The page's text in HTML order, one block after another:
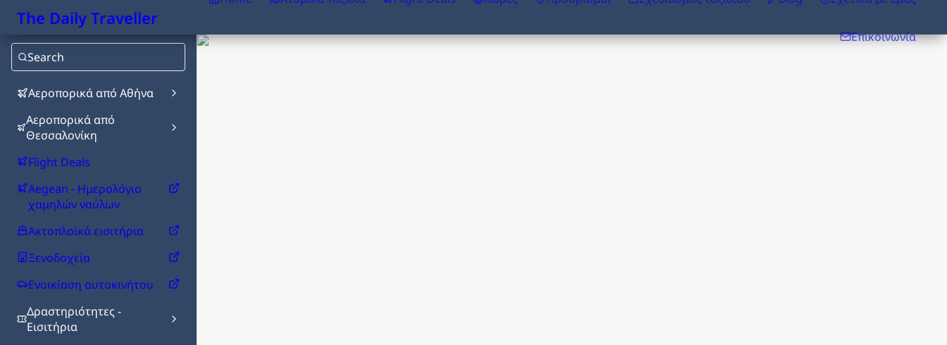
The Daily Traveller
Επικοινωνία
Search
Αεροπορικά από Αθήνα
Αεροπορικά από
Θεσσαλονίκη
Flight Deals
Aegean - Ημερολόγιο
χαμηλών ναύλων
Ακτοπλοϊκά εισιτήρια
Ξενοδοχεία
Ενοικίαση αυτοκινήτου
Δραστηριότητες -
Εισιτήρια